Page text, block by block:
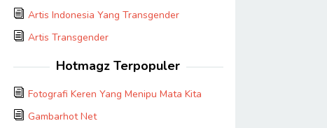
Artis Indonesia Yang Transgender
Artis Transgender
Hotmagz Terpopuler
Fotografi Keren Yang Menipu Mata Kita
Gambarhot Net